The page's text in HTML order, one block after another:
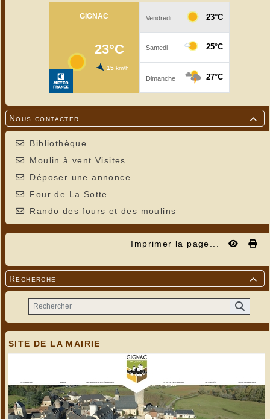

Nous contacter
Bibliothèque
Moulin à vent Visites
Déposer une annonce
Four de La Sotte
Rando des fours et des moulins
Imprimer la page...

Recherche
SITE DE LA MAIRIE